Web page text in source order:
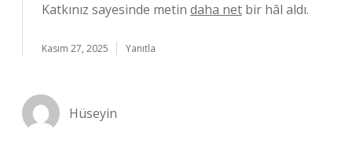
Katkınız sayesinde metin daha net bir hâl aldı.
Kasım 27, 2025 Yanıtla
Hüseyin